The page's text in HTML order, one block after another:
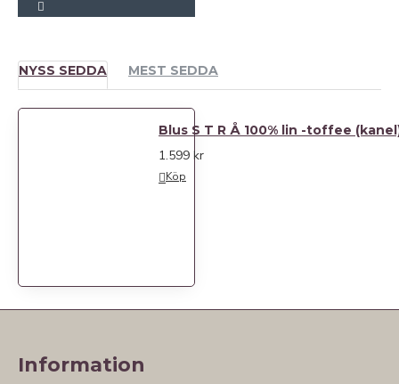
NYSS SEDDA MEST SEDDA
Blus S T R Å 100% lin -toffee
1.599 kr
Köp
Information